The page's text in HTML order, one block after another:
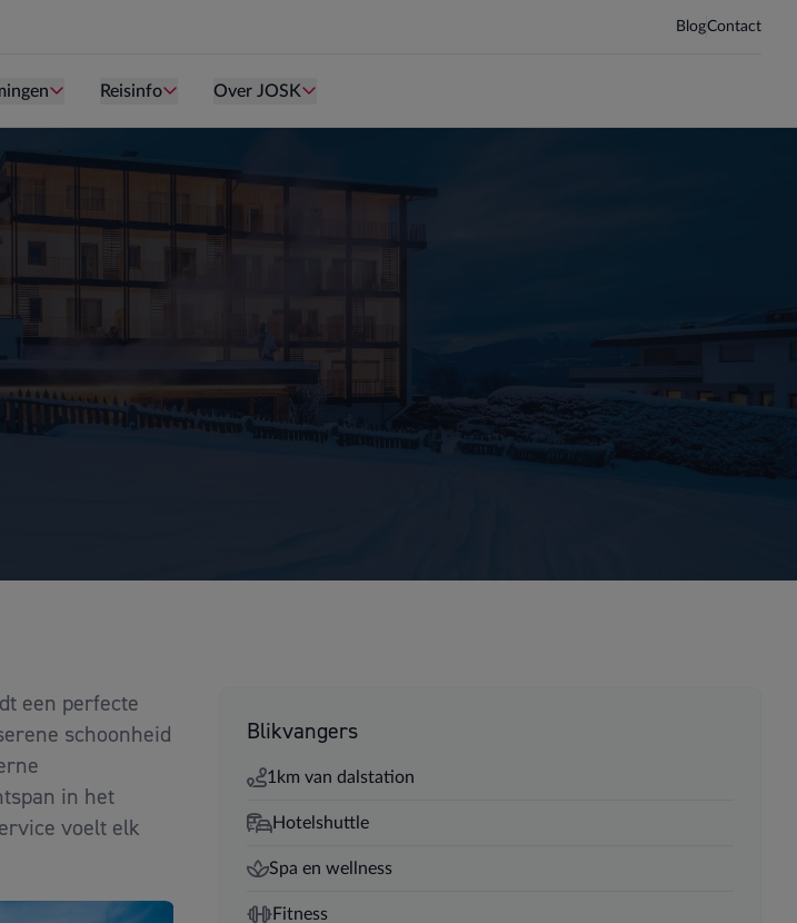
BlogContact
oud kind te zijn.Persoon is te oud kind te zijn.
Reisinfo Persoon is te oud kind te zijn.
Over JOSK
een perfecte
schoonheid
in het
voelt elk
Blikvangers
1km van dalstation
Hotelshuttle
Spa en wellness
Fitness